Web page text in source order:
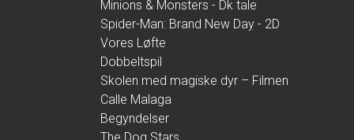
Minions & Monsters - Dk tale
Spider-Man: Brand New Day - 2D
Vores Løfte
Dobbeltspil
Skolen med magiske dyr – Filmen
Calle Malaga
Begyndelser
The Dog Stars